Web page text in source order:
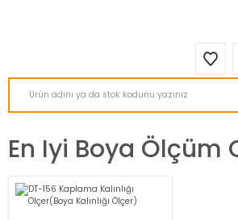
En Iyi Boya Ölçüm